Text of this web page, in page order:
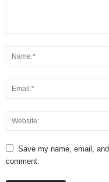
Save my name, email,
comment.